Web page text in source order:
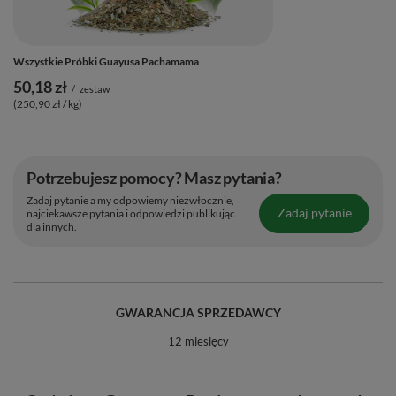
Organiczne pochodzenie i troska o
Wszystkie Próbki Guayusa Pachamama
50,18 zł / zestaw
(250,90 zł / kg)
Potrzebujesz pomocy? Masz pytania?
Zadaj pytanie a my odpowiemy niezwłocznie,
najciekawsze pytania i odpowiedzi publikując
dla innych.
Zadaj pytanie
GWARANCJA SPRZEDAWCY
12 miesięcy